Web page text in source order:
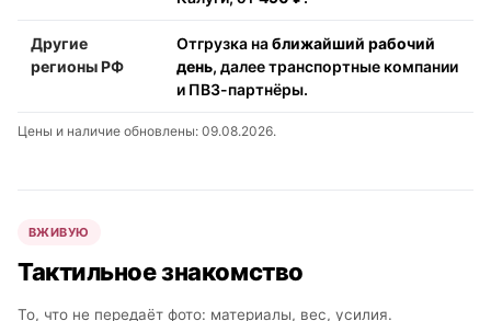
Другие
регионы РФ
Отгрузка наближайший рабочий
день, далее транспортные компании
и ПВЗ-партнёры.
Цены и наличие обновлены: 09.08.2026.
ВЖИВУЮ
Тактильное знакомство
То, что не передаёт фото: материалы, вес, усилия.